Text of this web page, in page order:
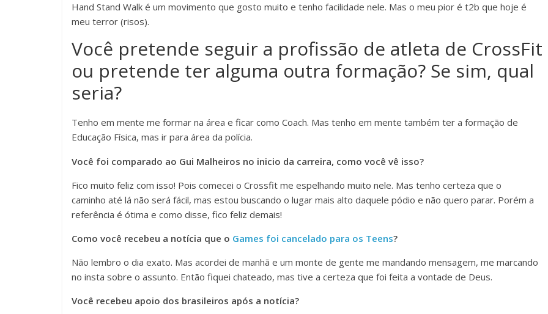
Hand Stand Walk é um movimento que gosto muito e tenho facilidade nele. Mas o meu pior é t2b que hoje é
meu terror (risos).
Você pretende seguir a profissão de atleta de CrossFit
ou pretende ter alguma outra formação? Se sim, qual
seria?
Tenho em mente me formar na área e ficar como Coach. Mas tenho em mente também ter a formação de
Educação Física, mas ir para área da polícia.
Você foi comparado ao Gui Malheiros no inicio da carreira, como você vê isso?
Fico muito feliz com isso! Pois comecei o Crossfit me espelhando muito nele. Mas tenho certeza que o
caminho até lá não será fácil, mas estou buscando o lugar mais alto daquele pódio e não quero parar. Porém a
referência é ótima e como disse, fico feliz demais!
Como você recebeu a notícia que o Games foi cancelado para os Teens?
Não lembro o dia exato. Mas acordei de manhã e um monte de gente me mandando mensagem, me marcando
no insta sobre o assunto. Então fiquei chateado, mas tive a certeza que foi feita a vontade de Deus.
Você recebeu apoio dos brasileiros após a notícia?